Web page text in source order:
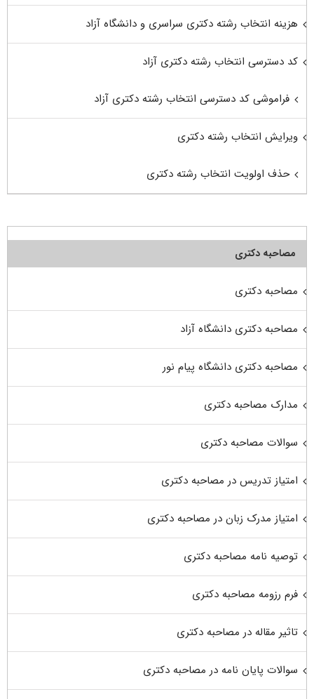
هزینه انتخاب رشته دکتری سراسری و دانشگاه آزاد
کد دسترسی انتخاب رشته دکتری آزاد
فراموشی کد دسترسی انتخاب رشته دکتری آزاد
ویرایش انتخاب رشته دکتری
حذف اولویت انتخاب رشته دکتری
مصاحبه دکتری
مصاحبه دکتری
مصاحبه دکتری دانشگاه آزاد
مصاحبه دکتری دانشگاه پیام نور
مدارک مصاحبه دکتری
سوالات مصاحبه دکتری
امتیاز تدریس در مصاحبه دکتری
امتیاز مدرک زبان در مصاحبه دکتری
توصیه نامه مصاحبه دکتری
فرم رزومه مصاحبه دکتری
تاثیر مقاله در مصاحبه دکتری
سوالات پایان نامه در مصاحبه دکتری